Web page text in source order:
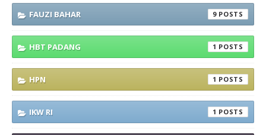
FAUZI BAHAR 9
HBT PADANG 1
HPN 1
IKW RI 1